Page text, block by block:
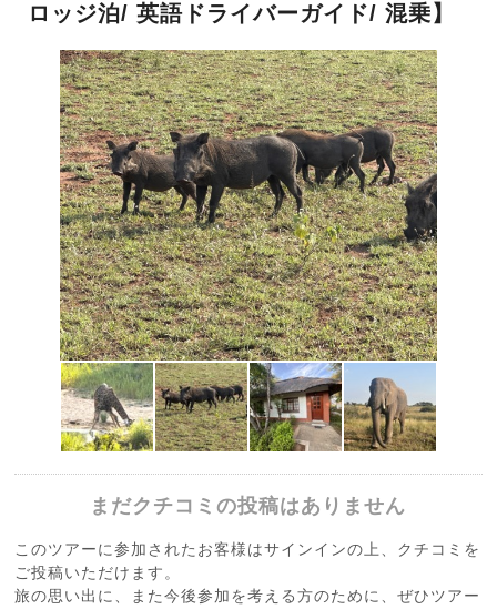
ロッジ泊/ 英語ドライバーガイド/ 混乗】
まだクチコミの投稿はありません
このツアーに参加されたお客様はサインインの上、クチコミを
ご投稿いただけます。
旅の思い出に、また今後参加を考える方のために、ぜひツアー